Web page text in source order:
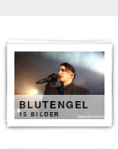
BLUTENGEL
15 BILDER